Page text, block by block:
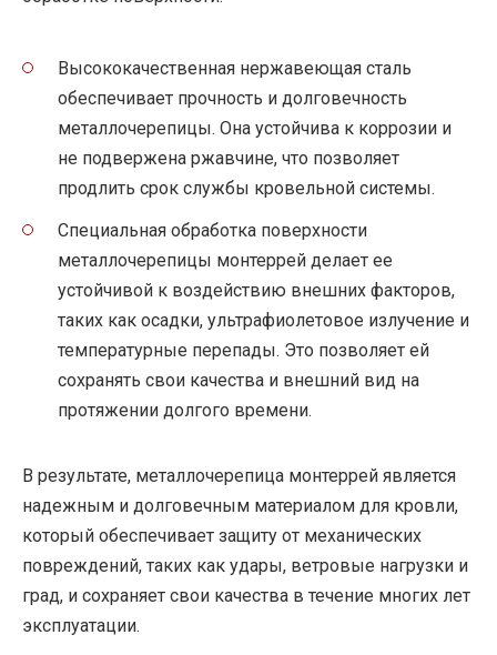
Высококачественная нержавеющая сталь
обеспечивает прочность и долговечность
металлочерепицы. Она устойчива к коррозии и
не подвержена ржавчине, что позволяет
продлить срок службы кровельной системы.
Специальная обработка поверхности
металлочерепицы монтеррей делает ее
устойчивой к воздействию внешних факторов,
таких как осадки, ультрафиолетовое излучение и
температурные перепады. Это позволяет ей
сохранять свои качества и внешний вид на
протяжении долгого времени.
В результате, металлочерепица монтеррей является
надежным и долговечным материалом для кровли,
который обеспечивает защиту от механических
повреждений, таких как удары, ветровые нагрузки и
град, и сохраняет свои качества в течение многих лет
эксплуатации.